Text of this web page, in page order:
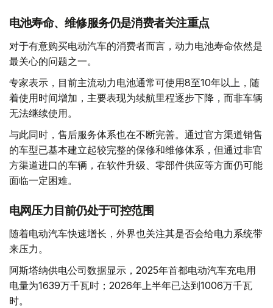
电池寿命、维修服务仍是消费者关注重点
对于有意购买电动汽车的消费者而言，动力电池寿命依然是
最关心的问题之一。
专家表示，目前主流动力电池通常可使用8至10年以上，随
着使用时间增加，主要表现为续航里程逐步下降，而非车辆
无法继续使用。
与此同时，售后服务体系也在不断完善。通过官方渠道销售
的车型已基本建立起较完整的保修和维修体系，但通过非官
方渠道进口的车辆，在软件升级、零部件供应等方面仍可能
面临一定困难。
电网压力目前仍处于可控范围
随着电动汽车快速增长，外界也关注其是否会给电力系统带
来压力。
阿斯塔纳供电公司数据显示，2025年首都电动汽车充电用
电量为1639万千瓦时；2026年上半年已达到1006万千瓦
时。